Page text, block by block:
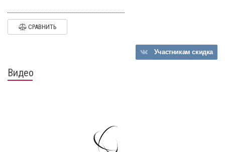
СРАВНИТЬ
Участникамскидка
Видео